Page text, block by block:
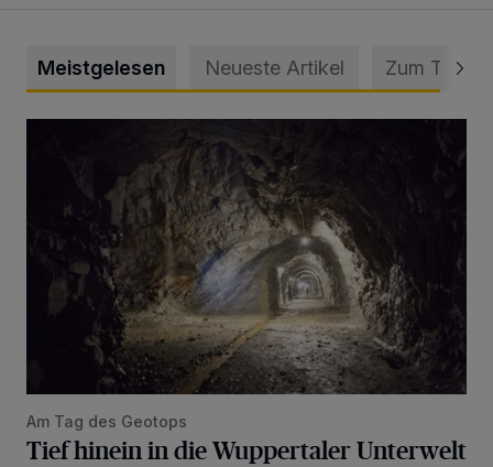
Meistgelesen Neueste Artikel Zum Thema
Am Tag des Geotops
Tief hinein in die Wuppertaler Unterwelt